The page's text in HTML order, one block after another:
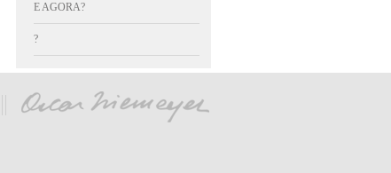
E AGORA?
?